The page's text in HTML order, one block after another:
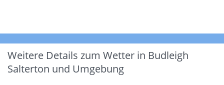
Weitere Details zum Wetter in Budleigh
Salterton und Umgebung